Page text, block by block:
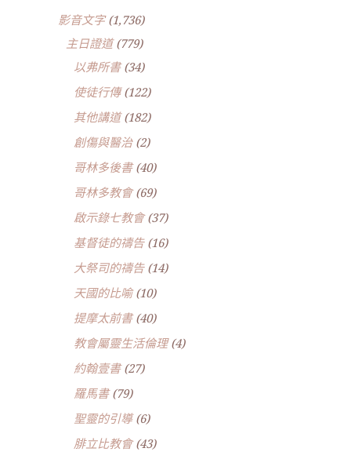
影音文字(1,736)
主日證道(779)
以弗所書(34)
使徒行傳(122)
其他講道(182)
創傷與醫治(2)
哥林多後書(40)
哥林多教會(69)
啟示錄七教會(37)
基督徒的禱告(16)
大祭司的禱告(14)
天國的比喻(10)
提摩太前書(40)
教會屬靈生活倫理(4)
約翰壹書(27)
羅馬書(79)
聖靈的引導(6)
腓立比教會(43)